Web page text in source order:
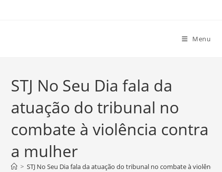
Menu
STJ No Seu Dia fala da
atuação do tribunal no
combate à violência contra
a mulher
> STJ No Seu Dia fala da atuação do tribunal no combate à